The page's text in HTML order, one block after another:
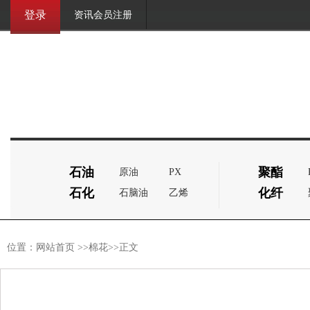
登录 资讯会员注册
石油
石化
原油
石脑油
PX
乙烯
聚酯
化纤
位置： 网站首页 >>棉花>>正文